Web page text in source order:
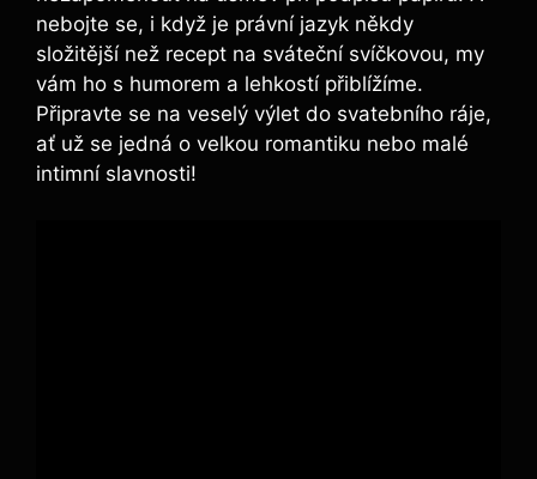
nebojte se, i když je právní jazyk někdy
složitější než recept na sváteční svíčkovou, my
vám ho s humorem a lehkostí přiblížíme.
Připravte se na veselý výlet do svatebního ráje,
ať už se jedná o velkou romantiku nebo malé
intimní slavnosti!